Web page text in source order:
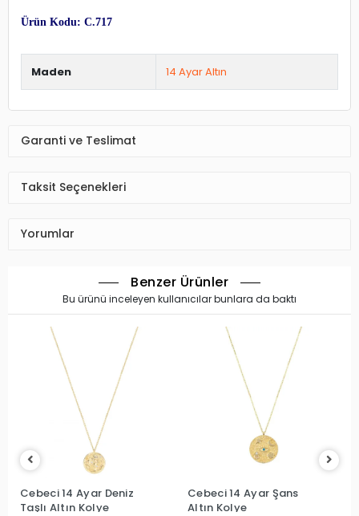
Ürün Kodu: C.717
Maden 14 Ayar Altın
Garanti ve Teslimat
Taksit Seçenekleri
Yorumlar
Benzer Ürünler
Bu ürünü inceleyen kullanıcılar bunlara da baktı
Cebeci 14 Ayar Deniz
Taşlı Altın Kolye
Cebeci 14 Ayar Şans
Altın Kolye